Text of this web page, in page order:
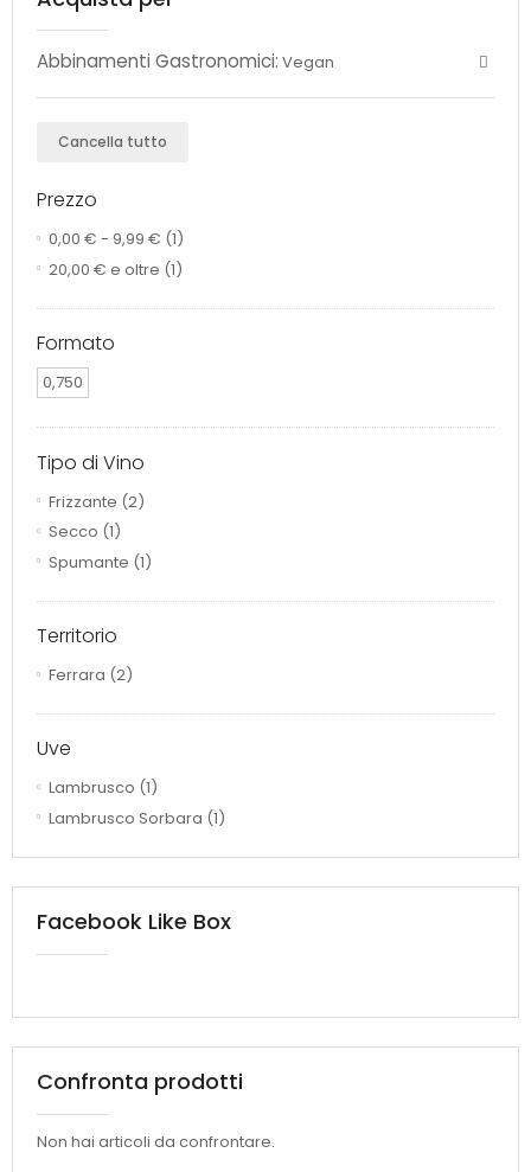
Abbinamenti Gastronomici: Vegan
Cancella tutto
Prezzo
0,00 € - 9,99 € (1)
20,00 € e oltre (1)
Formato
0,750
Tipo di Vino
Frizzante (2)
Secco (1)
Spumante (1)
Territorio
Ferrara (2)
Uve
Lambrusco (1)
Lambrusco Sorbara (1)
Facebook Like Box
Confronta prodotti
Non hai articoli da confrontare.